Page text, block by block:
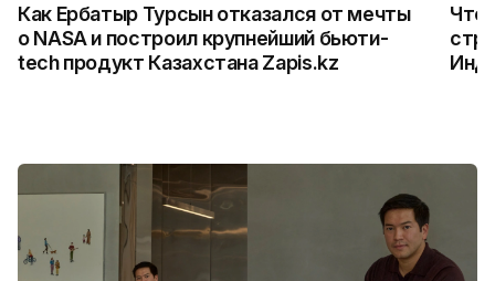
Как Ербатыр Турсын отказался от мечты
о NASA и построил крупнейший бьюти-
tech продукт Казахстана Zapis.kz
Что